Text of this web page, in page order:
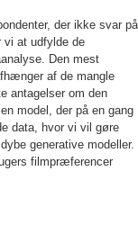
der ikke svar på
vi at udfylde de
Den mest
af de mangle
antagelser om den
model, der på en gang
data, hvor vi vil gøre
generative modeller.
filmpræferencer